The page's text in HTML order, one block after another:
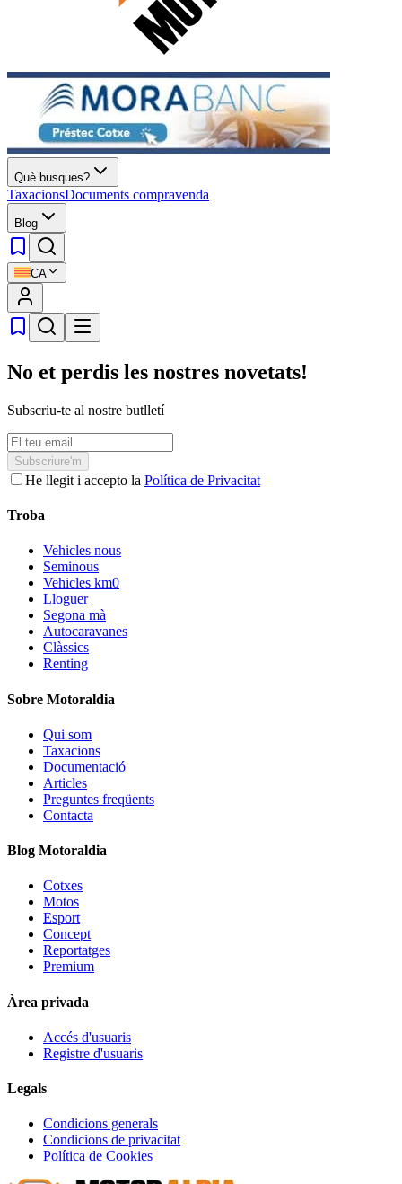
Què busques?
TaxacionsDocuments compravenda
Blog
CA
No et perdis les nostres novetats!
Subscriu-te al nostre butlletí
Subscriure'm
He llegit i accepto la Política de Privacitat
Troba
Vehicles nous
Seminous
Vehicles km0
Lloguer
Segona mà
Autocaravanes
Clàssics
Renting
Sobre Motoraldia
Qui som
Taxacions
Documentació
Articles
Preguntes freqüents
Contacta
Blog Motoraldia
Cotxes
Motos
Esport
Concept
Reportatges
Premium
Àrea privada
Accés d'usuaris
Registre d'usuaris
Legals
Condicions generals
Condicions de privacitat
Política de Cookies